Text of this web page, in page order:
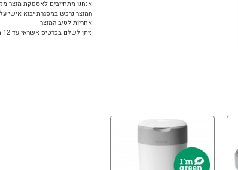
אנחנו מתחייבים לאספקת מוצר
המוצר נרכש במסגרת יבוא אישי
אחריות לטיב המוצר
ניתן לשלם בכרטיס אשראי עד 12 תשלומים (בתוספת ריבית)